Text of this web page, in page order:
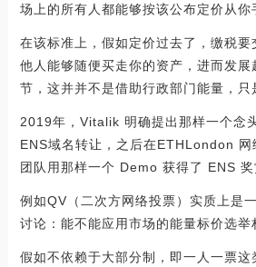
场上的所有人都能够按该公布定价从你
在该标准上，假如定价过去了，缴税要
他人能够随便买走你的资产，进而发展
节，这并并不是借助行政部门能量，只
2019年，Vitalik 明确提出那样一个念
ENS域名转让，之后在ETHLondon 网
团队用那样一个 Demo 获得了 ENS 奖
例如QV（二次方网络投票）实质上是
讨论：能不能应用市场的能量标价选举
假如不依赖于大部分制，即一人一票这